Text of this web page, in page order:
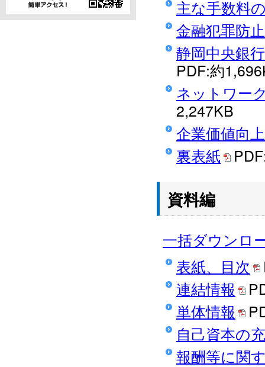
主な手数料
金融犯罪防
静岡中央銀
PDF:約
ネットワー
2,247KB
企業価値向
裏表紙
資料編
一括ダウンロ
表紙、目次
連結情報
単体情報
自己資本の
報酬等に関